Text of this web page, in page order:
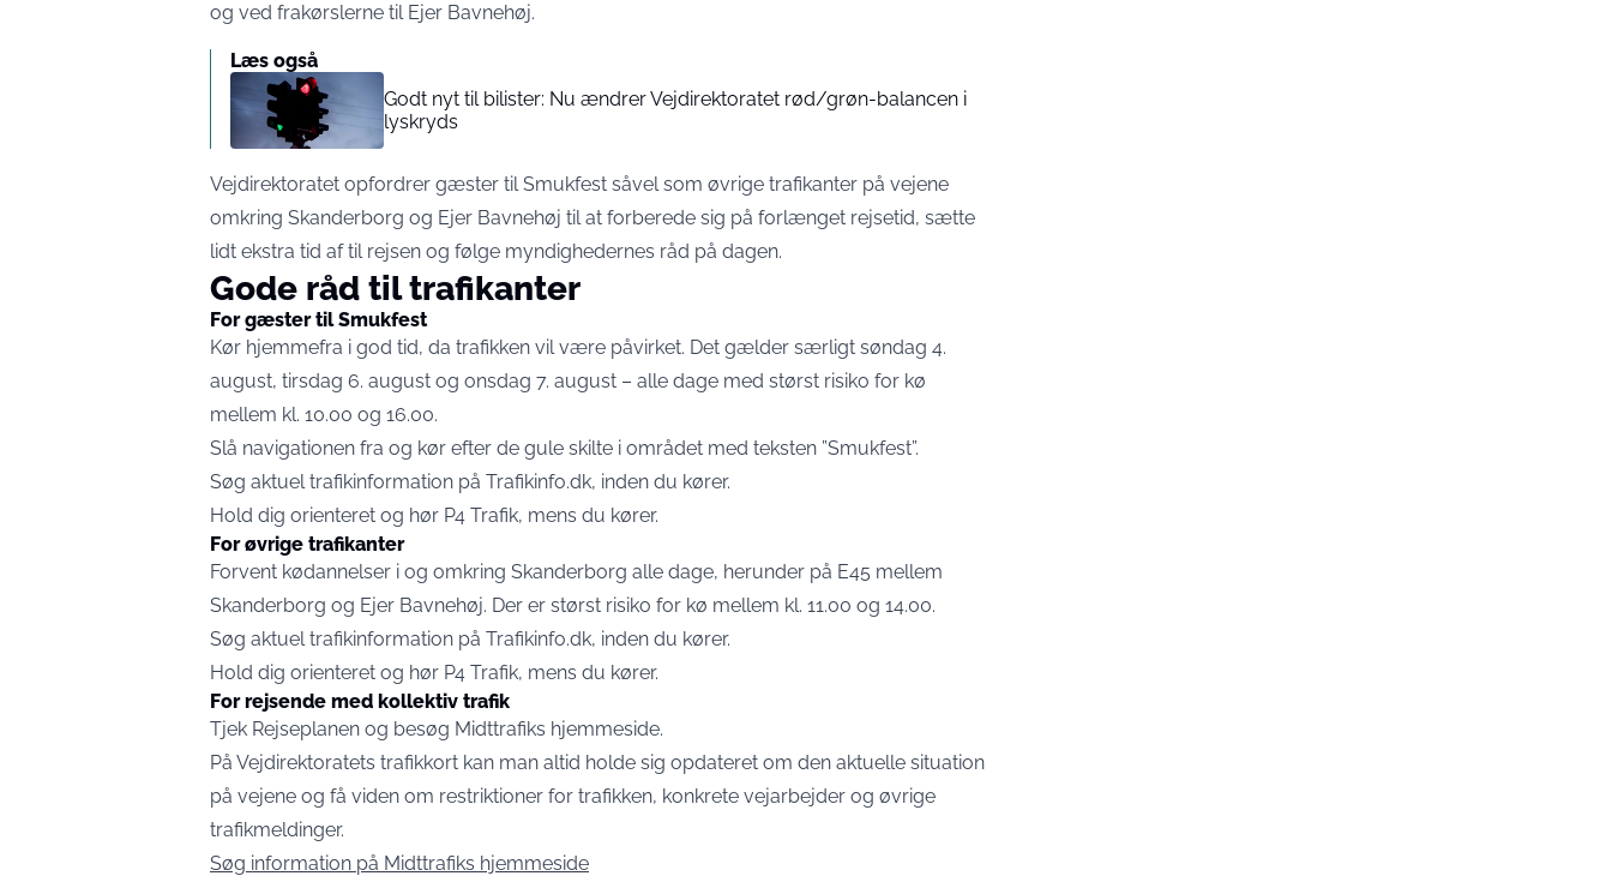
og ved frakørslerne til Ejer Bavnehøj.
Læs også
Godt nyt til bilister: Nu ændrer Vejdirektoratet rød/grøn-balancen i
lyskryds
Vejdirektoratet opfordrer gæster til Smukfest såvel som øvrige trafikanter på vejene
omkring Skanderborg og Ejer Bavnehøj til at forberede sig på forlænget rejsetid, sætte
lidt ekstra tid af til rejsen og følge myndighedernes råd på dagen.
Gode råd til trafikanter
For gæster til Smukfest
Kør hjemmefra i god tid, da trafikken vil være påvirket. Det gælder særligt søndag 4.
august, tirsdag 6. august og onsdag 7. august – alle dage med størst risiko for kø
mellem kl. 10.00 og 16.00.
Slå navigationen fra og kør efter de gule skilte i området med teksten ”Smukfest”.
Søg aktuel trafikinformation på Trafikinfo.dk, inden du kører.
Hold dig orienteret og hør P4 Trafik, mens du kører.
For øvrige trafikanter
Forvent kødannelser i og omkring Skanderborg alle dage, herunder på E45 mellem
Skanderborg og Ejer Bavnehøj. Der er størst risiko for kø mellem kl. 11.00 og 14.00.
Søg aktuel trafikinformation på Trafikinfo.dk, inden du kører.
Hold dig orienteret og hør P4 Trafik, mens du kører.
For rejsende med kollektiv trafik
Tjek Rejseplanen og besøg Midttrafiks hjemmeside.
På Vejdirektoratets trafikkort kan man altid holde sig opdateret om den aktuelle situation
på vejene og få viden om restriktioner for trafikken, konkrete vejarbejder og øvrige
trafikmeldinger.
Søg information på Midttrafiks hjemmeside